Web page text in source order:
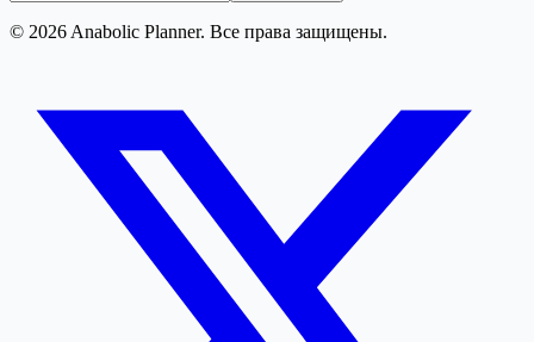
© 2026 Anabolic Planner. Все права защищены.